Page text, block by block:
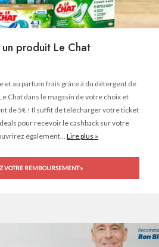
produit Le Chat
et au parfum frais grâce à du détergent de
Chat dans le magasin de votre choix et
de 5€ ! Il suffit de télécharger votre ticket
pour recevoir le cashback sur votre
également... Lire plus »
VOTRE REMBOURSEMENT »